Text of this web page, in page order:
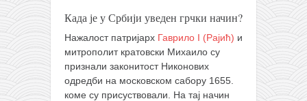
Када је у Србији уведен грчки начин?
Нажалост патријарх Гаврило I (Рајић) и
митрополит кратовски Михаило су
признали законитост Никонових
одредби на московском сабору 1655.
коме су присуствовали. На тај начин